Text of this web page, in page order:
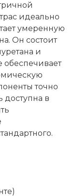
идеально
умеренную
Он состоит
и
обеспечивает
точно
доступна в